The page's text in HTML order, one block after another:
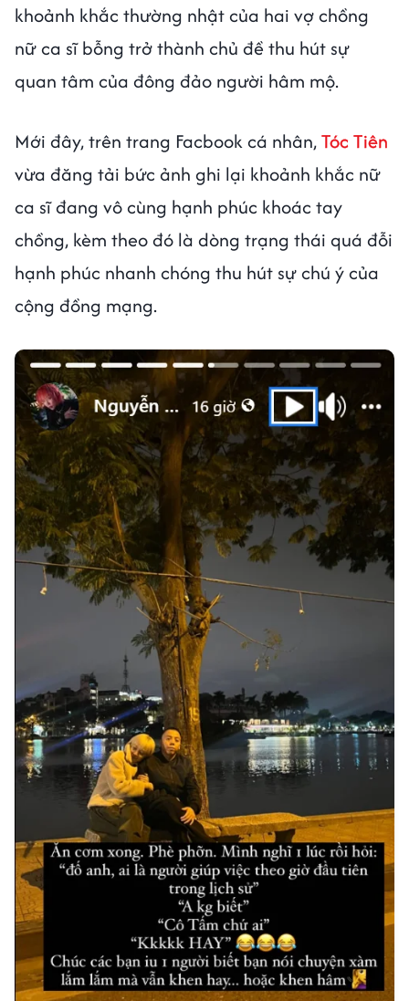
khoảnh khắc thường nhật của hai vợ chồng
nữ ca sĩ bỗng trở thành chủ đề thu hút sự
quan tâm của đông đảo người hâm mộ.
Mới đây, trên trang Facbook cá nhân,Tóc Tiên
vừa đăng tải bức ảnh ghi lại khoảnh khắc nữ
ca sĩ đang vô cùng hạnh phúc khoác tay
chồng, kèm theo đó là dòng trạng thái quá đỗi
hạnh phúc nhanh chóng thu hút sự chú ý của
cộng đồng mạng.